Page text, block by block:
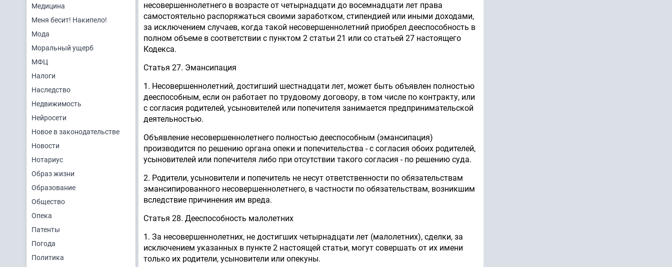
Медицина
Меня бесит! Накипело!
Мода
Моральный ущерб
МФЦ
Налоги
Наследство
Недвижимость
Нейросети
Новое в законодательстве
Новости
Нотариус
Образ жизни
Образование
Общество
Опека
Патенты
Погода
Политика
несовершеннолетнего в возрасте от четырнадцати до восемнадцати лет права
самостоятельно распоряжаться своими заработком, стипендией или иными доходами,
за исключением случаев, когда такой несовершеннолетний приобрел дееспособность в
полном объеме в соответствии с пунктом 2 статьи 21 или со статьей 27 настоящего
Кодекса.
Статья 27. Эмансипация
1. Несовершеннолетний, достигший шестнадцати лет, может быть объявлен полностью
дееспособным, если он работает по трудовому договору, в том числе по контракту, или
с согласия родителей, усыновителей или попечителя занимается предпринимательской
деятельностью.
Объявление несовершеннолетнего полностью дееспособным (эмансипация)
производится по решению органа опеки и попечительства - с согласия обоих родителей,
усыновителей или попечителя либо при отсутствии такого согласия - по решению суда.
2. Родители, усыновители и попечитель не несут ответственности по обязательствам
эмансипированного несовершеннолетнего, в частности по обязательствам, возникшим
вследствие причинения им вреда.
Статья 28. Дееспособность малолетних
1. За несовершеннолетних, не достигших четырнадцати лет (малолетних), сделки, за
исключением указанных в пункте 2 настоящей статьи, могут совершать от их имени
только их родители, усыновители или опекуны.